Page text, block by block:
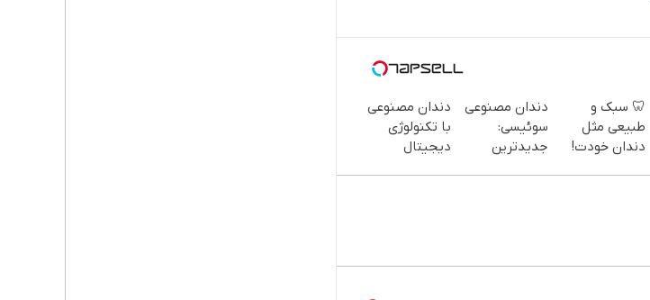
🦷 سبک و
طبیعی مثل
دندان خودت!
دندان مصنوعی
سوئیسی:
جدیدترین
دندان مصنوعی
با تکنولوژی
دیجیتال